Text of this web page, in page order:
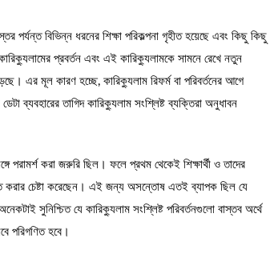
পর্যন্ত বিভিন্ন ধরনের শিক্ষা পরিকল্পনা গৃহীত হয়েছে এবং কিছু কিছু
প্রবর্তন এবং এই কারিক্যুলামকে সামনে রেখে নতুন
এর মূল কারণ হচ্ছে, কারিক্যুলাম রিফর্ম বা পরিবর্তনের আগে
ব্যবহারের তাগিদ কারিক্যুলাম সংশ্লিষ্ট ব্যক্তিরা অনুধাবন
পরামর্শ করা জরুরি ছিল। ফলে প্রথম থেকেই শিক্ষার্থী ও তাদের
করার চেষ্টা করেছেন। এই জন্য অসন্তোষ এতই ব্যাপক ছিল যে
সুনিশ্চিত যে কারিক্যুলাম সংশ্লিষ্ট পরিবর্তনগুলো বাস্তব অর্থে
পরিগণিত হবে।